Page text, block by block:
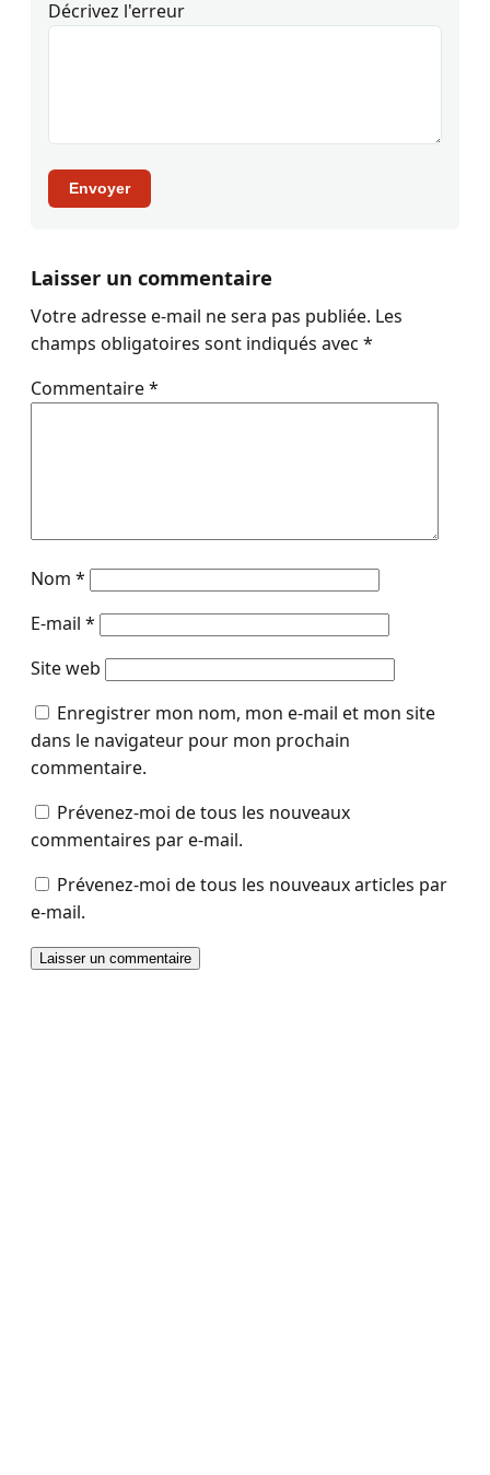
Décrivez l'erreur
Envoyer
Laisser un commentaire
Votre adresse e-mail ne sera pas publiée. Les
champs obligatoires sont indiqués avec *
Commentaire*
Nom *
E-mail *
Site web
Enregistrer mon nom, mon e-mail et mon site
dans le navigateur pour mon prochain
commentaire.
Prévenez-moi de tous les nouveaux
commentaires par e-mail.
Prévenez-moi de tous les nouveaux articles par
e-mail.